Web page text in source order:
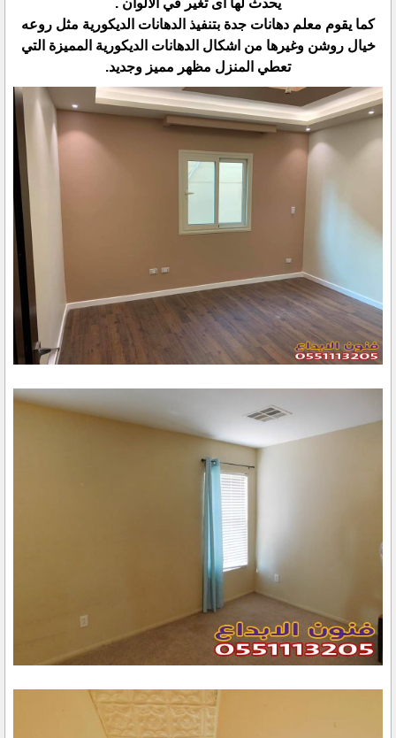
يحدث لها اى تغير في الالوان .
كما يقوم معلم دهانات جدة بتنفيذ الدهانات الديكورية مثل روعه
خيال روشن وغيرها من اشكال الدهانات الديكورية المميزة التي
تعطي المنزل مظهر مميز وجديد.